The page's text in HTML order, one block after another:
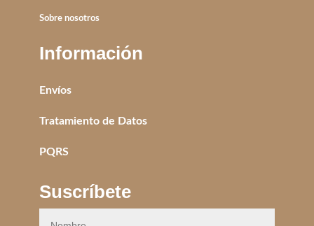
Sobre nosotros
Información
Envíos
Tratamiento de Datos
PQRS
Suscríbete